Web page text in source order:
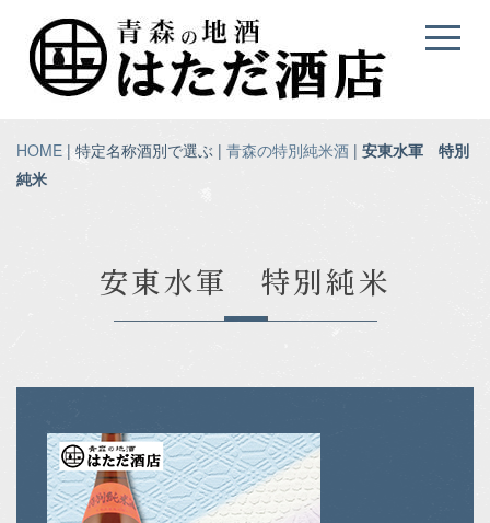
HOME | 特定名称酒別で選ぶ | 青森の特別純米酒 | 安東水軍 特別
純米
安東水軍 特別純米